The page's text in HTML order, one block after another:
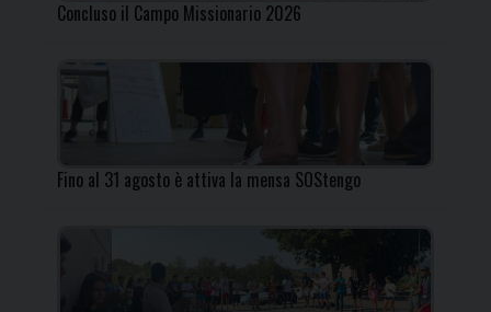
Concluso il Campo Missionario 2026
Fino al 31 agosto è attiva la mensa SOStengo